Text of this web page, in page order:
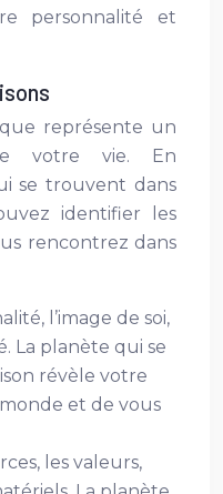
personnalité et
représente un
votre vie. En
se trouvent dans
identifier les
rencontrez dans
l’image de soi,
La planète qui se
révèle votre
et de vous
les valeurs,